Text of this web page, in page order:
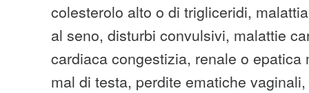
colesterolo alto o di trigliceridi,
al seno, disturbi convulsivi, malattie
cardiaca congestizia, renale o epatica
mal di testa, perdite ematiche